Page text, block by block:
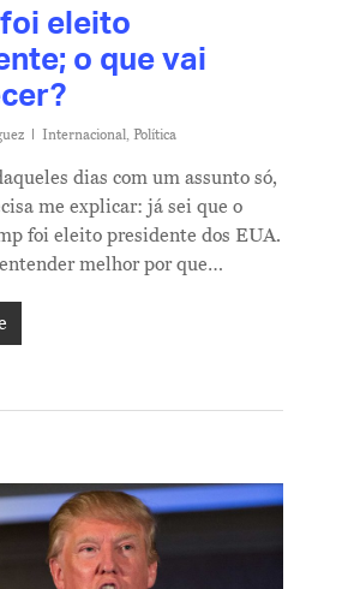
eleito
o que vai
Internacional, Política
dias com um assunto só,
me explicar: já sei que o
foi eleito presidente dos EUA.
melhor por que…